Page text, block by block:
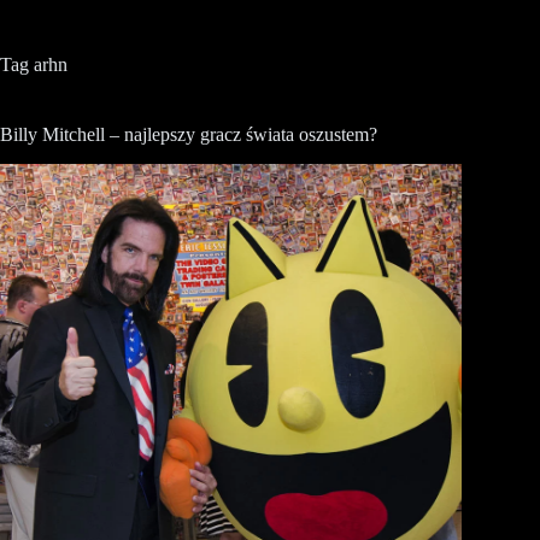
Tag arhn
Billy Mitchell – najlepszy gracz świata oszustem?